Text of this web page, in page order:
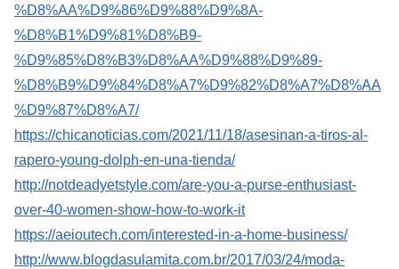
%D8%AA%D9%86%D9%88%D9%8A-
%D8%B1%D9%81%D8%B9-
%D9%85%D8%B3%D8%AA%D9%88%D9%89-
%D8%B9%D9%84%D8%A7%D9%82%D8%A7%D8%AA
%D9%87%D8%A7/
https://chicanoticias.com/2021/11/18/asesinan-a-tiros-al-
rapero-young-dolph-en-una-tienda/
http://notdeadyetstyle.com/are-you-a-purse-enthusiast-
over-40-women-show-how-to-work-it
https://aeioutech.com/interested-in-a-home-business/
http://www.blogdasulamita.com.br/2017/03/24/moda-